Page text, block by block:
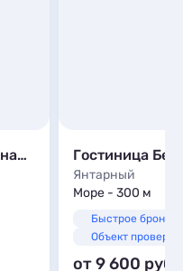
Лучше, чем дома, в доме с надписью на фасаде Гостиница
Янтарный
Море - 300 м
Быстрое
Объект проверен
от 9 600